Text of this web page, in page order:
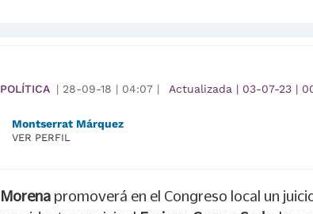
POLÍTICA | 28-09-18 | 04:07 | Actualizada | 03-07-23 |
Montserrat Márquez
VER PERFIL
Morena promoverá en el Congreso local un